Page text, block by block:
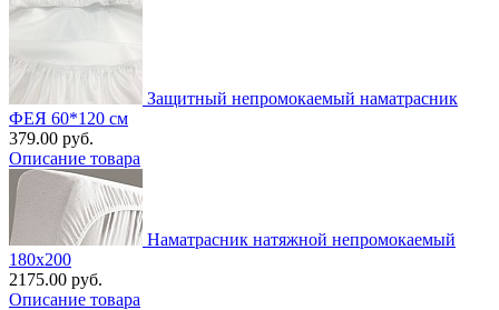
Защитный непромокаемый наматрасник
ФЕЯ 60*120 см
379.00 руб.
Описание товара
Наматрасник натяжной непромокаемый
180х200
2175.00 руб.
Описание товара